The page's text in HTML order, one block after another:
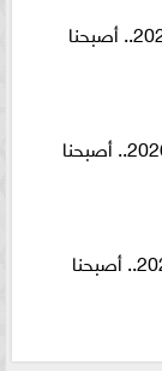
أذكار الصباح السبت 8 -8- 2026.. أصبحنا
أذكار الصباح الخميس 6-8- 2026.. أصبحنا
أذكار الصباح الأربعاء 5-8- 2026.. أصبحنا